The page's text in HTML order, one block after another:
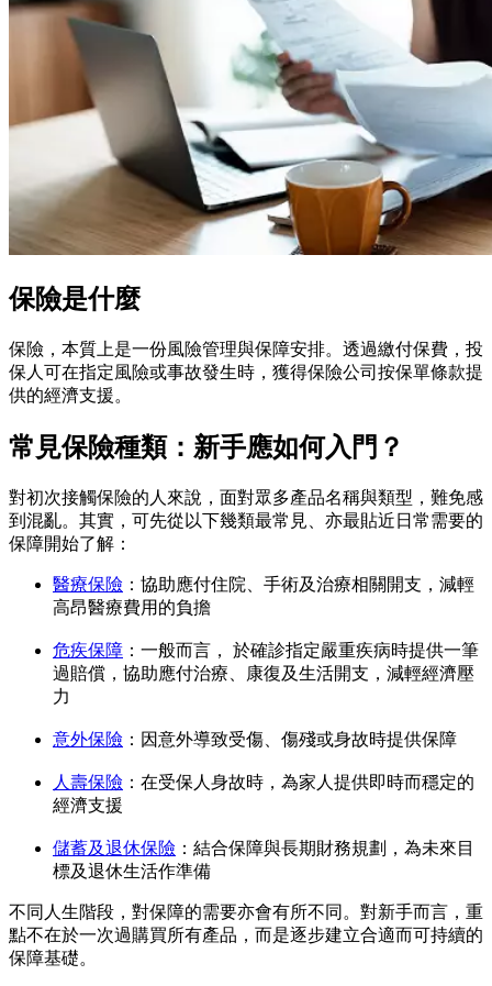
保險是什麼
保險，本質上是一份風險管理與保障安排。透過繳付保費，投
保人可在指定風險或事故發生時，獲得保險公司按保單條款提
供的經濟支援。
常見保險種類：新手應如何入門？
對初次接觸保險的人來說，面對眾多產品名稱與類型，難免感
到混亂。其實，可先從以下幾類最常見、亦最貼近日常需要的
保障開始了解：
醫療保險 ：協助應付住院、手術及治療相關開支，減輕
高昂醫療費用的負擔
危疾保障 ：一般而言， 於確診指定嚴重疾病時提供一筆
過賠償，協助應付治療、康復及生活開支，減輕經濟壓
力
意外保險 ：因意外導致受傷、傷殘或身故時提供保障
人壽保險 ：在受保人身故時，為家人提供即時而穩定的
經濟支援
儲蓄及退休保險 ：結合保障與長期財務規劃，為未來目
標及退休生活作準備
不同人生階段，對保障的需要亦會有所不同。對新手而言，重
點不在於一次過購買所有產品，而是逐步建立合適而可持續的
保障基礎。